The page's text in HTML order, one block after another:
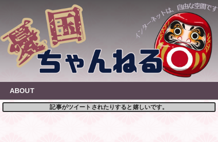
content
ABOUT
記事がツイートされたりすると嬉しいです。